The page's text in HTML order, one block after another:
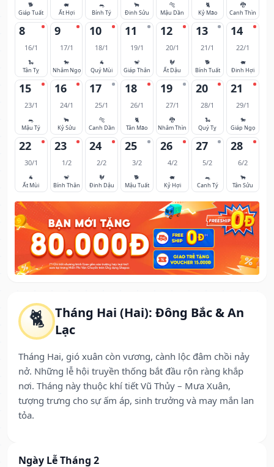
🐈
Tháng Hai (Hai): Đông Bắc & An
Lạc
Tháng Hai, gió xuân còn vương, cành lộc đâm chồi nảy
nở. Những lễ hội truyền thống bắt đầu rộn ràng khắp
nơi. Tháng này thuộc khí tiết Vũ Thủy – Mưa Xuân,
tượng trưng cho sự ấm áp, sinh trưởng và may mắn lan
tỏa.
Ngày Lễ Tháng 2
🐕
Giáp Tuất
🐖
Ất Hợi
🐀
Bính Tý
🐂
Đinh Sửu
🐅
Mậu Dần
🐈
Kỷ Mão
🐉
Canh Thìn
8
16/1
🐍
Tân Tỵ
9
17/1
🐎
Nhâm Ngọ
10
18/1
🐐
Quý Mùi
11
19/1
🐒
Giáp Thân
12
20/1
🐓
Ất Dậu
13
21/1
🐕
Bính Tuất
14
22/1
🐖
Đinh Hợi
15
23/1
🐀
Mậu Tý
16
24/1
🐂
Kỷ Sửu
17
25/1
🐅
Canh Dần
18
26/1
🐈
Tân Mão
19
27/1
🐉
Nhâm Thìn
20
28/1
🐍
Quý Tỵ
21
29/1
🐎
Giáp Ngọ
22
30/1
🐐
Ất Mùi
23
1/2
🐒
Bính Thân
24
2/2
🐓
Đinh Dậu
25
3/2
🐕
Mậu Tuất
26
4/2
🐖
Kỷ Hợi
27
5/2
🐀
Canh Tý
28
6/2
🐂
Tân Sửu